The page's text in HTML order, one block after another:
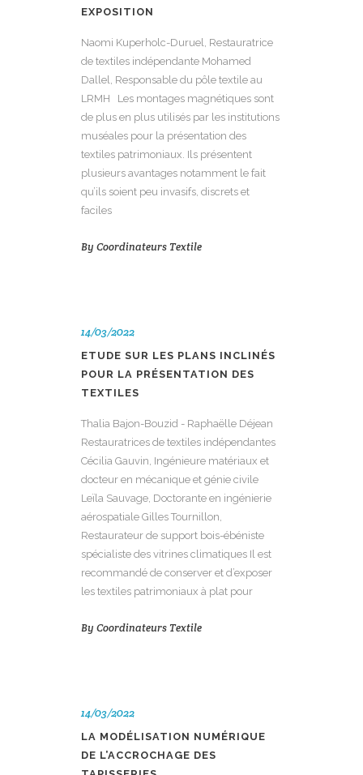
EXPOSITION
Naomi Kuperholc-Duruel, Restauratrice
de textiles indépendante Mohamed
Dallel, Responsable du pôle textile au
LRMH Les montages magnétiques sont
de plus en plus utilisés par les institutions
muséales pour la présentation des
textiles patrimoniaux. Ils présentent
plusieurs avantages notamment le fait
qu’ils soient peu invasifs, discrets et
faciles
By Coordinateurs Textile
14/03/2022
ETUDE SUR LES PLANS INCLINÉS
POUR LA PRÉSENTATION DES
TEXTILES
Thalia Bajon-Bouzid - Raphaëlle Déjean
Restauratrices de textiles indépendantes
Cécilia Gauvin, Ingénieure matériaux et
docteur en mécanique et génie civile
Leïla Sauvage, Doctorante en ingénierie
aérospatiale Gilles Tournillon,
Restaurateur de support bois-ébéniste
spécialiste des vitrines climatiques Il est
recommandé de conserver et d’exposer
les textiles patrimoniaux à plat pour
By Coordinateurs Textile
14/03/2022
LA MODÉLISATION NUMÉRIQUE
DE L’ACCROCHAGE DES